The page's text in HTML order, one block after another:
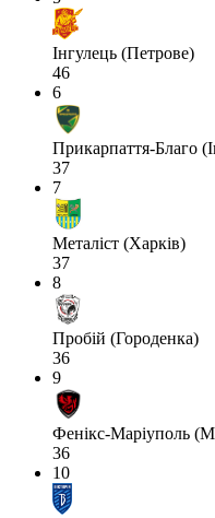
Інгулець (Петрове)
46
6
Прикарпаття-Благо
37
7
Металіст (Харків)
37
8
Пробій (Городенка)
36
9
Фенікс-Маріуполь
36
10